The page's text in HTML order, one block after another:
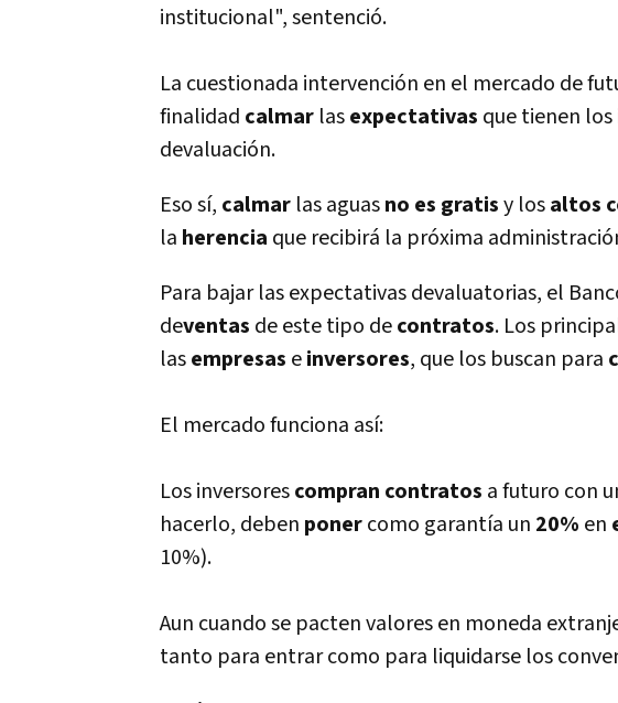
institucional", sentenció.
La cuestionada intervención en el mercado de
finalidad calmar lasexpectativas que tienen
devaluación.
Eso sí, calmar las aguasno es gratisy losaltos
la herencia que recibirá la próxima
Para bajar las expectativas devaluatorias, el
deventas de este tipo decontratos. Los
lasempresas einversores, que los buscan para
El mercado funciona así:
Los inversorescompran contratos a futuro con
hacerlo, deben ponercomo garantía un 20% en
10%).
Aun cuando se pacten valores en moneda
tanto para entrar como para liquidarse los